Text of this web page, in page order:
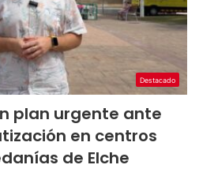
Destacado
plan urgente ante
en centros
de Elche